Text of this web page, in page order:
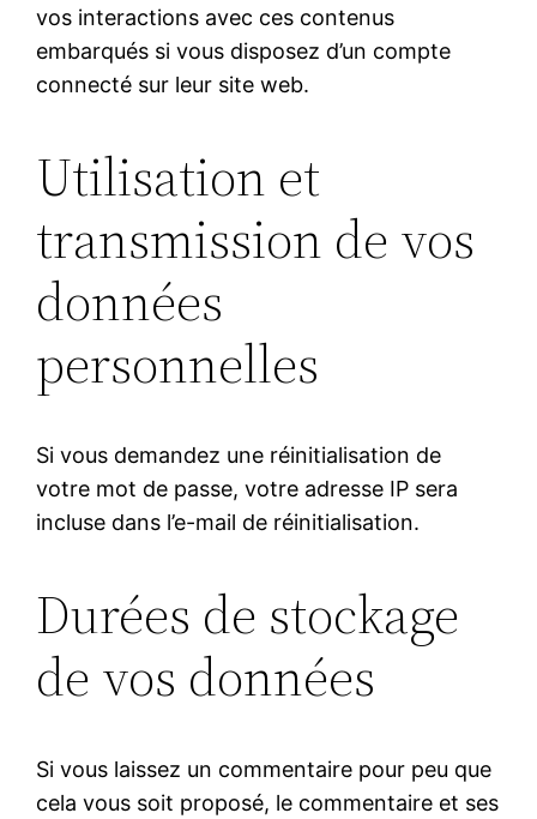
vos interactions avec ces contenus
embarqués si vous disposez d’un compte
connecté sur leur site web.
Utilisation et
transmission de vos
données
personnelles
Si vous demandez une réinitialisation de
votre mot de passe, votre adresse IP sera
incluse dans l’e-mail de réinitialisation.
Durées de stockage
de vos données
Si vous laissez un commentaire pour peu que
cela vous soit proposé, le commentaire et ses